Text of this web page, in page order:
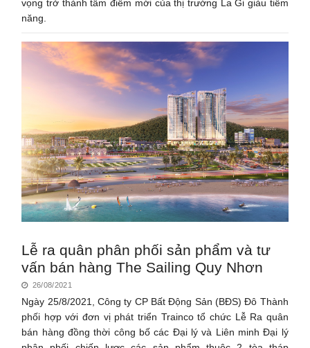
vọng trở thành tâm điểm mới của thị trường La Gi giàu tiềm
năng.
Lễ ra quân phân phối sản phẩm và tư
vấn bán hàng The Sailing Quy Nhơn
26/08/2021
Ngày 25/8/2021, Công ty CP Bất Động Sản (BĐS) Đô Thành
phối hợp với đơn vị phát triển Trainco tổ chức Lễ Ra quân
bán hàng đồng thời công bố các Đại lý và Liên minh Đại lý